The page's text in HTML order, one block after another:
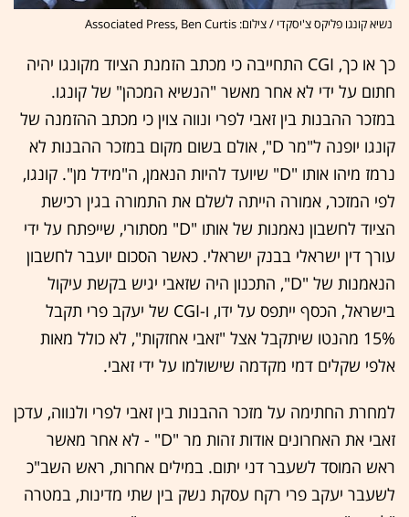
נשיא קונגו פליקס צ'יסקדי / צילום: Associated Press, Ben Curtis
כך או כך, CGI התחייבה כי מכתב הזמנת הציוד מקונגו יהיה
חתום על ידי לא אחר מאשר "הנשיא המכהן" של קונגו.
במזכר ההבנות בין זאבי לפרי ונווה צוין כי מכתב ההזמנה של
קונגו יופנה ל"מר D", אולם בשום מקום במזכר ההבנות לא
נרמז מיהו אותו "D" שיועד להיות הנאמן, ה"מידל מן". קונגו,
לפי המזכר, אמורה הייתה לשלם את התמורה בגין רכישת
הציוד לחשבון נאמנות של אותו "D" מסתורי, שייפתח על ידי
עורך דין ישראלי בבנק ישראלי. כאשר הסכום יועבר לחשבון
הנאמנות של "D", התכנון היה שזאבי יגיש בקשת עיקול
בישראל, הכסף ייתפס על ידו, ו-CGI של יעקב פרי תקבל
15% מהנטו שיתקבל אצל "זאבי אחזקות", לא כולל מאות
אלפי שקלים דמי מקדמה שישולמו על ידי זאבי.
למחרת החתימה על מזכר ההבנות בין זאבי לפרי ולנווה, עדכן
זאבי את האחרונים אודות זהות מר "D" - לא אחר מאשר
ראש המוסד לשעבר דני יתום. במילים אחרות, ראש השב"כ
לשעבר יעקב פרי רקח עסקת נשק בין שתי מדינות, במטרה